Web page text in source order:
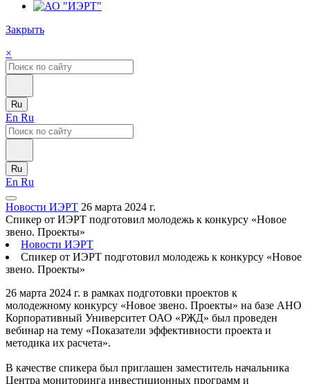
Закрыть
×
Ru
En Ru
Ru
En Ru
Новости ИЭРТ 26 марта 2024 г.
Спикер от ИЭРТ подготовил молодежь к конкурсу «Новое
звено. Проекты»
Новости ИЭРТ
Спикер от ИЭРТ подготовил молодежь к конкурсу «Новое
звено. Проекты»
26 марта 2024 г. в рамках подготовки проектов к
молодежному конкурсу «Новое звено. Проекты» на базе АНО
Корпоративный Университет ОАО «РЖД» был проведен
вебинар на тему «Показатели эффективности проекта и
методика их расчета».
В качестве спикера был приглашен заместитель начальника
Центра мониторинга инвестиционных программ и